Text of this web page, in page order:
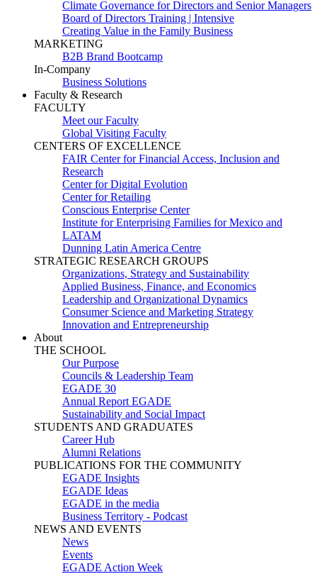
Climate Governance for Directors and Senior Managers
Board of Directors Training | Intensive
Creating Value in the Family Business
MARKETING
B2B Brand Bootcamp
In-Company
Business Solutions
Faculty & Research
FACULTY
Meet our Faculty
Global Visiting Faculty
CENTERS OF EXCELLENCE
FAIR Center for Financial Access, Inclusion and
Research
Center for Digital Evolution
Center for Retailing
Conscious Enterprise Center
Institute for Enterprising Families for Mexico and
LATAM
Dunning Latin America Centre
STRATEGIC RESEARCH GROUPS
Organizations, Strategy and Sustainability
Applied Business, Finance, and Economics
Leadership and Organizational Dynamics
Consumer Science and Marketing Strategy
Innovation and Entrepreneurship
About
THE SCHOOL
Our Purpose
Councils & Leadership Team
EGADE 30
Annual Report EGADE
Sustainability and Social Impact
STUDENTS AND GRADUATES
Career Hub
Alumni Relations
PUBLICATIONS FOR THE COMMUNITY
EGADE Insights
EGADE Ideas
EGADE in the media
Business Territory - Podcast
NEWS AND EVENTS
News
Events
EGADE Action Week